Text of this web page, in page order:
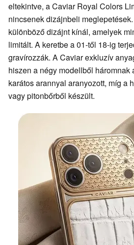
eltekintve, a Caviar Royal Colors
nincsenek dizájnbeli
különböző dizájnt kínál, amelyek
limitált. A keretbe a 01-től 18-ig
gravírozzák. A Caviar exkluzív
hiszen a négy modellből háromnak
karátos arannyal aranyozott, míg a
vagy pitonbőrből készült.